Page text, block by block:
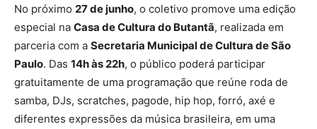
No próximo 27 de junho, o coletivo promove uma edição
especial na Casa de Cultura do Butantã, realizada em
parceria com a Secretaria Municipal de Cultura de São
Paulo. Das 14h às 22h, o público poderá participar
gratuitamente de uma programação que reúne roda de
samba, DJs, scratches, pagode, hip hop, forró, axé e
diferentes expressões da música brasileira, em uma